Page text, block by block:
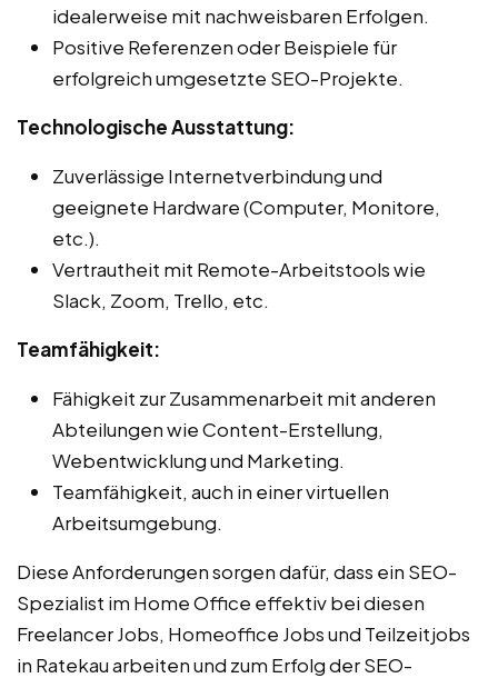
idealerweise mit nachweisbaren Erfolgen.
Positive Referenzen oder Beispiele für
erfolgreich umgesetzte SEO-Projekte.
Technologische Ausstattung:
Zuverlässige Internetverbindung und
geeignete Hardware (Computer, Monitore,
etc.).
Vertrautheit mit Remote-Arbeitstools wie
Slack, Zoom, Trello, etc.
Teamfähigkeit:
Fähigkeit zur Zusammenarbeit mit anderen
Abteilungen wie Content-Erstellung,
Webentwicklung und Marketing.
Teamfähigkeit, auch in einer virtuellen
Arbeitsumgebung.
Diese Anforderungen sorgen dafür, dass ein SEO-
Spezialist im Home Office effektiv bei diesen
Freelancer Jobs, Homeoffice Jobs und Teilzeitjobs
in Ratekau arbeiten und zum Erfolg der SEO-